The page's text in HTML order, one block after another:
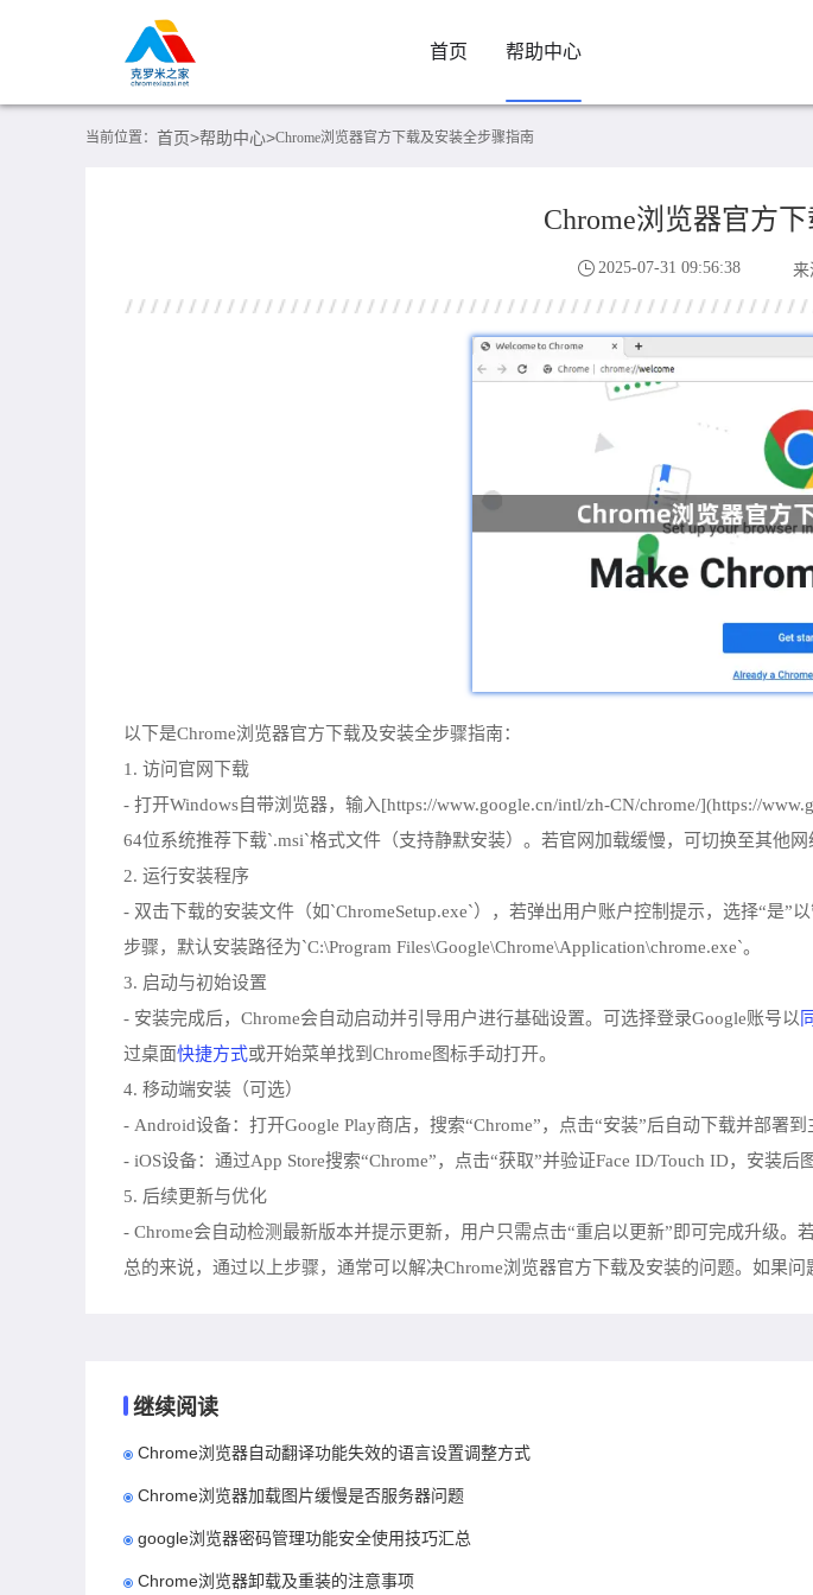
首页 帮助中心
当前位置： 首页>帮助中心>Chrome浏览器官方下载及安装全步骤指南
Chrome浏览器官方
2025-07-31 09:56:38 来
以下是Chrome浏览器官方下载及安装全步骤指南：
1. 访问官网下载
- 打开Windows自带浏览器，输入[https://www.google.cn/intl/zh-CN/chrome/](https://
64位系统推荐下载`.msi`格式文件（支持静默安装）。若官网加载缓慢，可切换至其他
2. 运行安装程序
- 双击下载的安装文件（如`ChromeSetup.exe`），若弹出用户账户控制提示，选择“是
步骤，默认安装路径为`C:\Program Files\Google\Chrome\Application\chrome.exe`。
3. 启动与初始设置
- 安装完成后，Chrome会自动启动并引导用户进行基础设置。可选择登录Google账号以
过桌面快捷方式或开始菜单找到Chrome图标手动打开。
4. 移动端安装（可选）
- Android设备：打开Google Play商店，搜索“Chrome”，点击“安装”后自动下载并部署到
- iOS设备：通过App Store搜索“Chrome”，点击“获取”并验证Face ID/Touch ID，安装后
5. 后续更新与优化
- Chrome会自动检测最新版本并提示更新，用户只需点击“重启以更新”即可完成升级。
总的来说，通过以上步骤，通常可以解决Chrome浏览器官方下载及安装的问题。如果
继续阅读
Chrome浏览器自动翻译功能失效的语言设置调整方式
Chrome浏览器加载图片缓慢是否服务器问题
google浏览器密码管理功能安全使用技巧汇总
Chrome浏览器卸载及重装的注意事项